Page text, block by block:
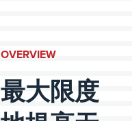
OVERVIEW
最大限度